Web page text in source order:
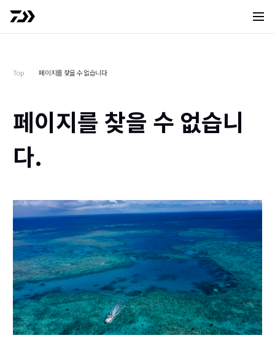
사이
Top 페이지를 찾을 수 없습니다
페이지를 찾을 수 없습니
다.